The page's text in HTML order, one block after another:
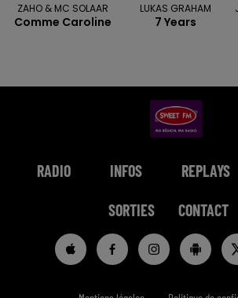
ZAHO & MC SOLAAR
Comme Caroline
LUKAS GRAHAM
7 Years
RADIO INFOS REPLAYS
SORTIES CONTACT